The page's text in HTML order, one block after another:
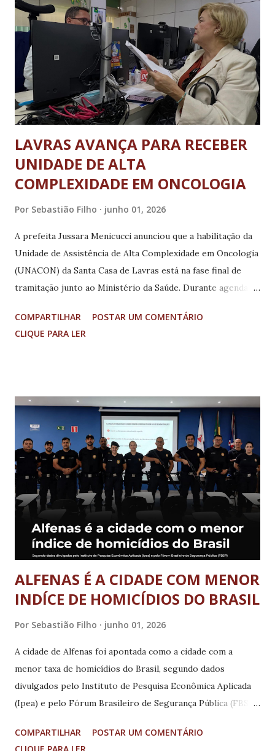
para os cursos implantados recentemente, somados aos R$
10 milhões já destinados para laboratórios e infraestrutura
dos câmpus de Lavras e São Sebastião do Paraíso. Os
investimentos permitirão mais tecnologia, inovação e
melhores condições de ensino, pesquisa e extensão para
milhares de estudantes. As reuniões também consolidaram
avanços ...
LAVRAS AVANÇA PARA RECEBER
UNIDADE DE ALTA
COMPLEXIDADE EM ONCOLOGIA
Por Sebastião Filho junho 01, 2026
A prefeita Jussara Menicucci anunciou que a habilitação da
Unidade de Assistência de Alta Complexidade em Oncologia
(UNACON) da Santa Casa de Lavras está na fase final de
tramitação junto ao Ministério da Saúde. Durante agenda
foram concluídos os últimos encaminhamentos necessários
para a publicação da portaria que permitirá a implantação
pacientes oncológicos de Lavras e de dezenas de
municípios do entorno. Com a habilitação, a cidade passará
a contar com uma estrutura especializada para diagnóstico,
tratamento e acompanhamento de pessoas com câncer,
reduzindo a necessidade de deslocamentos para centros
mais distantes e ampliando o acesso à assistência de alta
complexidade. A expectativa é que a publicação da portaria
ministerial ocorra nos próximos dias, consolidando ...
COMPARTILHAR
POSTAR UM COMENTÁRIO
CLIQUE PARA LER
ALFENAS É A CIDADE COM MENOR
INDÍCE DE HOMICÍDIOS DO BRASIL
Por Sebastião Filho junho 01, 2026
A cidade de Alfenas foi apontada como a cidade com a
menor taxa de homicídios do Brasil, segundo dados
divulgados pelo Instituto de Pesquisa Econômica Aplicada
(Ipea) e pelo Fórum Brasileiro de Segurança Pública (FBSP).
homicídio em 2024, alcançando a taxa de 1,2 homicídios por
COMPARTILHAR
POSTAR UM COMENTÁRIO